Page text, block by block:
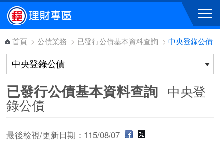
跳到主要內容區塊
首頁 > 公債業務 > 已發行公債基本資料查詢 > 中央登錄公債
已發行公債基本資料查詢 中央登
錄公債
最後檢視/更新日期：115/08/07